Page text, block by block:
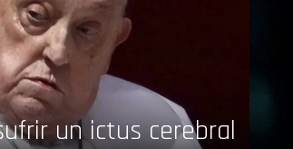
un ictus cerebral